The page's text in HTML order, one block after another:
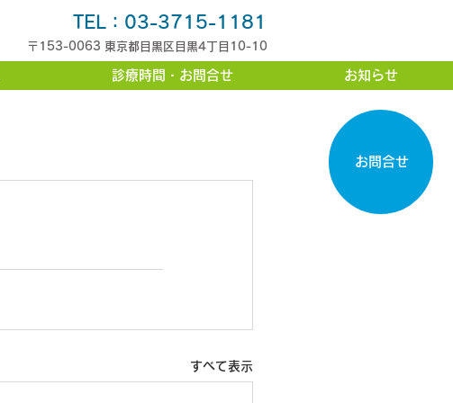
お問合せ
TEL：03-3715-1181
〒153-0063 東京都目黒区目黒4丁目10-10
診療時間・お問合せ お知らせ
すべて表示